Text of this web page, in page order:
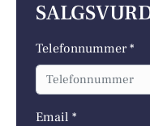
Telefonnummer *
Email *